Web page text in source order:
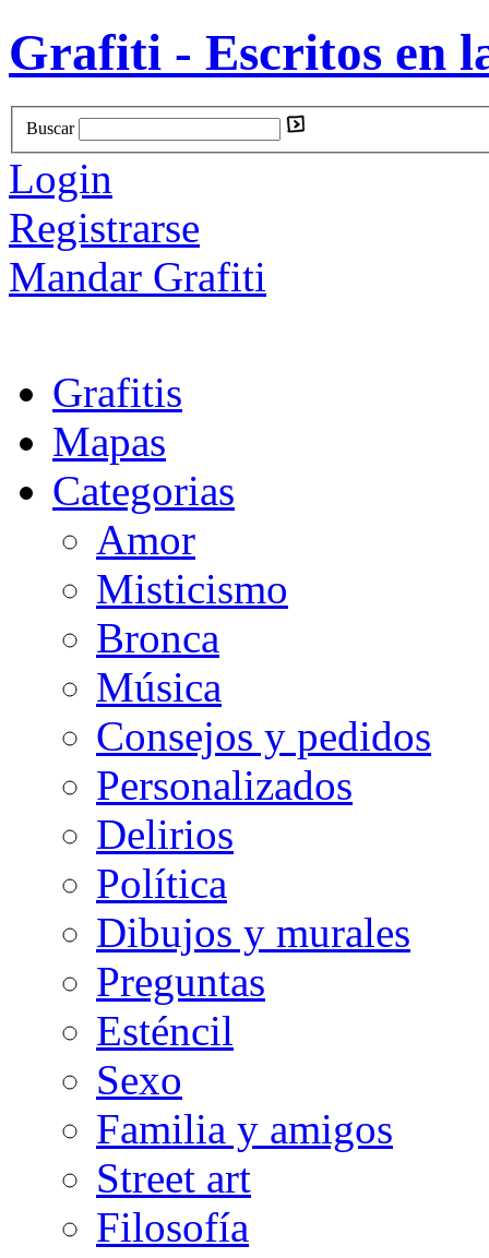
Grafiti - Escritos en
Buscar
Login
Registrarse
Mandar Grafiti
Grafitis
Mapas
Categorias
Amor
Misticismo
Bronca
Música
Consejos y pedidos
Personalizados
Delirios
Política
Dibujos y murales
Preguntas
Esténcil
Sexo
Familia y amigos
Street art
Filosofía